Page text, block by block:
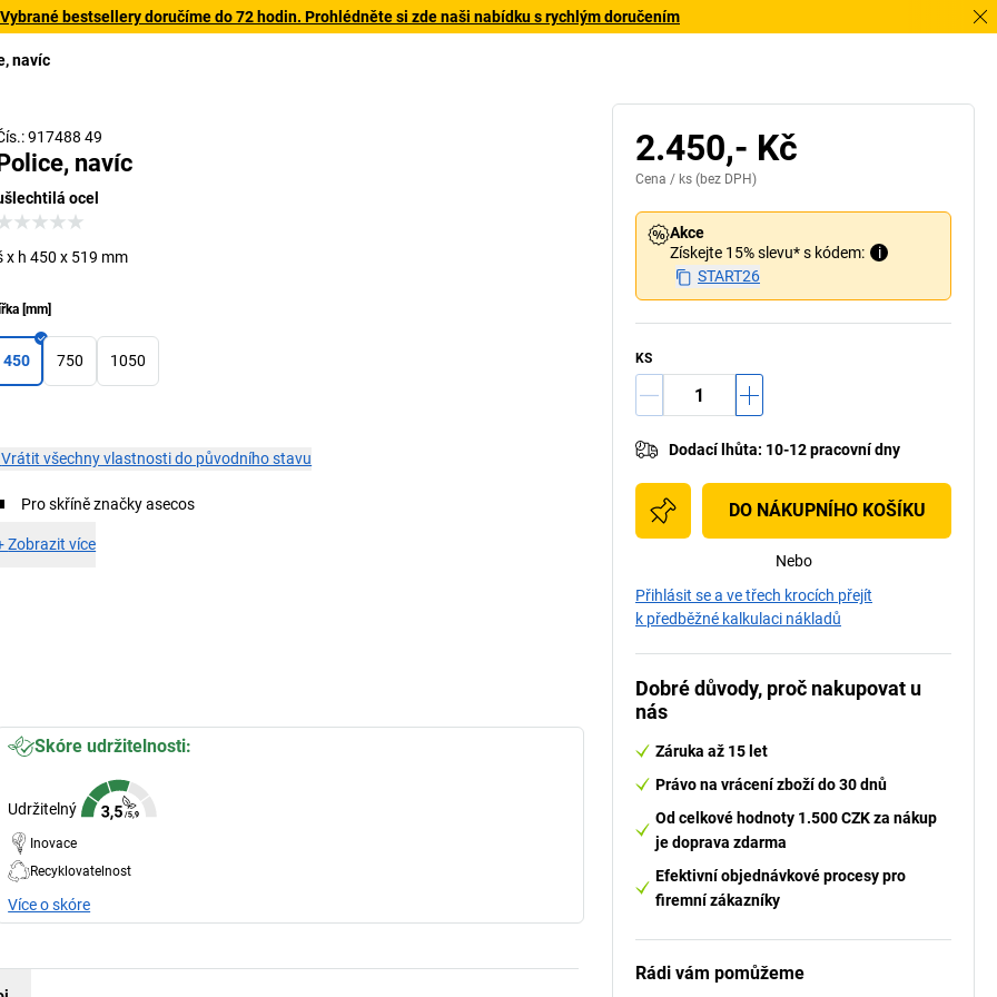
bestsellery doručíme do 72 hodin. Prohlédněte si zde naši nabídku s rychlým doručením
navíc
917488 49
navíc
ocel
x h 450 x 519 mm
[mm]
450 750 1050
Vrátit všechny vlastnosti do původního stavu
Pro skříně značky asecos
Zobrazit více
Skóre udržitelnosti:
Udržitelný
Inovace
Recyklovatelnost
Více o skóre
2.450,- Kč
Cena / ks (bez DPH)
Akce
Získejte 15% slevu* s kódem:
i
START26
KS
Dodací lhůta: 10-12 pracovní dny
DO NÁKUPNÍHO KOŠÍKU
Nebo
Přihlásit se a ve třech krocích přejít
k předběžné kalkulaci nákladů
Dobré důvody, proč nakupovat u
nás
Záruka až 15 let
Právo na vrácení zboží do 30 dnů
Od celkové hodnoty 1.500 CZK za nákup
je doprava zdarma
Efektivní objednávkové procesy pro
firemní zákazníky
Rádi vám pomůžeme